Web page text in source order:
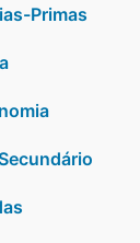
Primas